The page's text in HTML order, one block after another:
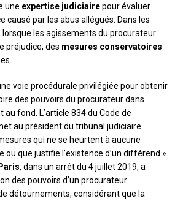
une expertise judiciairepour évaluer
causé par les abus allégués. Dans les
lorsque les agissements du procurateur
préjudice, des mesures conservatoires
voie procédurale privilégiée pour obtenir
des pouvoirs du procurateur dans
au fond. L’article 834 du Code de
au président du tribunal judiciaire
qui ne se heurtent à aucune
que justifie l’existence d’un différend ».
, dans un arrêt du 4 juillet 2019, a
des pouvoirs d’un procurateur
détournements, considérant que la